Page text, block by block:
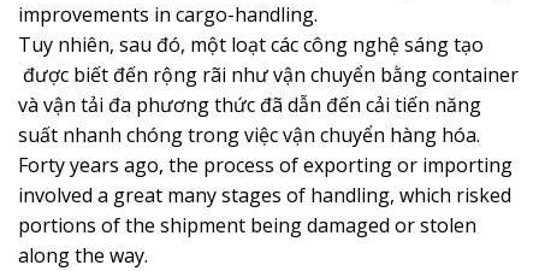
improvements in cargo-handling.
Tuy nhiên, sau đó, một loạt các công nghệ sáng tạo
được biết đến rộng rãi như vận chuyển bằng container
và vận tải đa phương thức đã dẫn đến cải tiến năng
suất nhanh chóng trong việc vận chuyển hàng hóa.
Forty years ago, the process of exporting or importing
involved a great many stages of handling, which risked
portions of the shipment being damaged or stolen
along the way.